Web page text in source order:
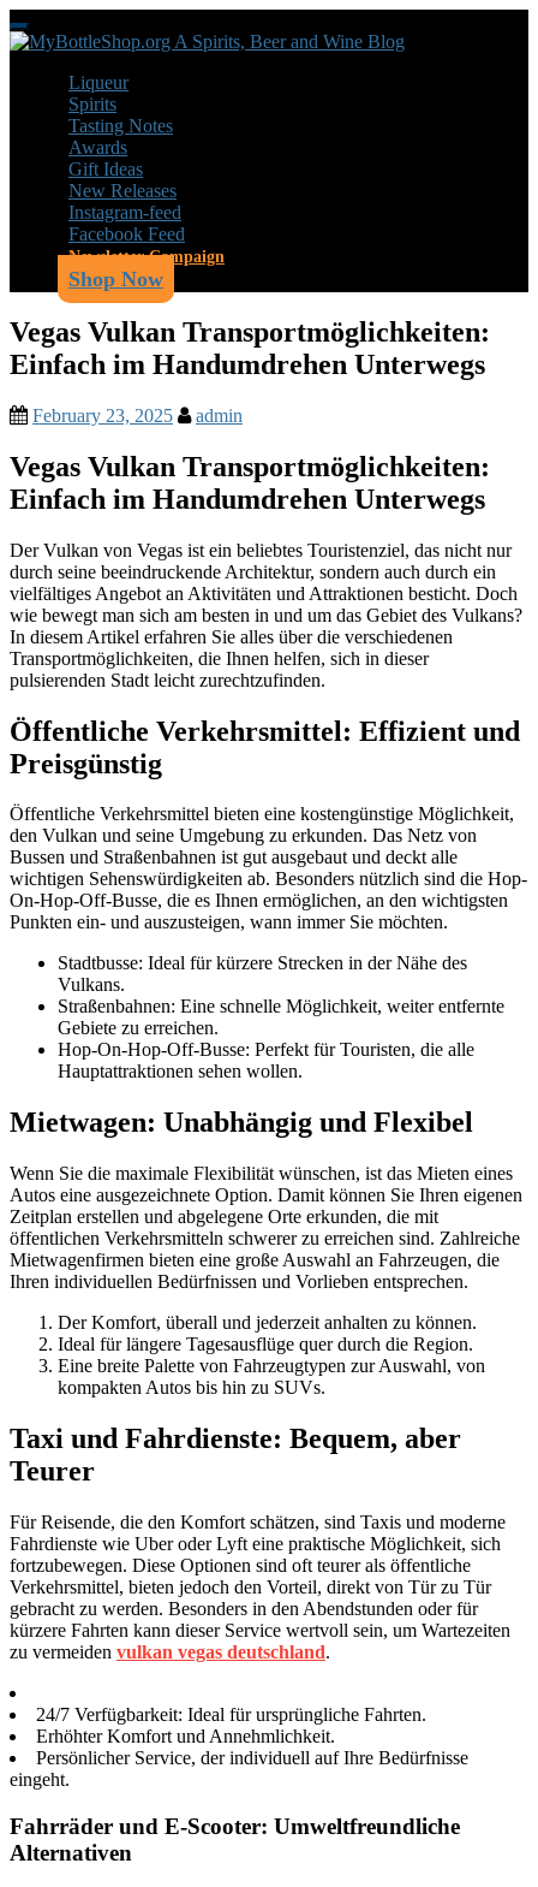
Skip
toToggle
navigation
Liqueur
Spirits
Tasting Notes
Awards
Gift Ideas
New Releases
Instagram-feed
Facebook Feed
Newsletter Campaign
Shop Now
Vegas Vulkan Transportmöglichkeiten:
Einfach im Handumdrehen Unterwegs
February 23, 2025 admin
Vegas Vulkan Transportmöglichkeiten:
Einfach im Handumdrehen Unterwegs
Der Vulkan von Vegas ist ein beliebtes Touristenziel, das nicht nur
durch seine beeindruckende Architektur, sondern auch durch ein
vielfältiges Angebot an Aktivitäten und Attraktionen besticht. Doch
wie bewegt man sich am besten in und um das Gebiet des Vulkans?
In diesem Artikel erfahren Sie alles über die verschiedenen
Transportmöglichkeiten, die Ihnen helfen, sich in dieser
pulsierenden Stadt leicht zurechtzufinden.
Öffentliche Verkehrsmittel: Effizient und
Preisgünstig
Öffentliche Verkehrsmittel bieten eine kostengünstige Möglichkeit,
den Vulkan und seine Umgebung zu erkunden. Das Netz von
Bussen und Straßenbahnen ist gut ausgebaut und deckt alle
wichtigen Sehenswürdigkeiten ab. Besonders nützlich sind die Hop-
On-Hop-Off-Busse, die es Ihnen ermöglichen, an den wichtigsten
Punkten ein- und auszusteigen, wann immer Sie möchten.
Stadtbusse: Ideal für kürzere Strecken in der Nähe des
Vulkans.
Straßenbahnen: Eine schnelle Möglichkeit, weiter entfernte
Gebiete zu erreichen.
Hop-On-Hop-Off-Busse: Perfekt für Touristen, die alle
Hauptattraktionen sehen wollen.
Mietwagen: Unabhängig und Flexibel
Wenn Sie die maximale Flexibilität wünschen, ist das Mieten eines
Autos eine ausgezeichnete Option. Damit können Sie Ihren eigenen
Zeitplan erstellen und abgelegene Orte erkunden, die mit
öffentlichen Verkehrsmitteln schwerer zu erreichen sind. Zahlreiche
Mietwagenfirmen bieten eine große Auswahl an Fahrzeugen, die
Ihren individuellen Bedürfnissen und Vorlieben entsprechen.
Der Komfort, überall und jederzeit anhalten zu können.
Ideal für längere Tagesausflüge quer durch die Region.
Eine breite Palette von Fahrzeugtypen zur Auswahl, von
kompakten Autos bis hin zu SUVs.
Taxi und Fahrdienste: Bequem, aber
Teurer
Für Reisende, die den Komfort schätzen, sind Taxis und moderne
Fahrdienste wie Uber oder Lyft eine praktische Möglichkeit, sich
fortzubewegen. Diese Optionen sind oft teurer als öffentliche
Verkehrsmittel, bieten jedoch den Vorteil, direkt von Tür zu Tür
gebracht zu werden. Besonders in den Abendstunden oder für
kürzere Fahrten kann dieser Service wertvoll sein, um Wartezeiten
zu vermeiden vulkan vegas deutschland.
24/7 Verfügbarkeit: Ideal für ursprüngliche Fahrten.
Erhöhter Komfort und Annehmlichkeit.
Persönlicher Service, der individuell auf Ihre Bedürfnisse
eingeht.
Fahrräder und E-Scooter: Umweltfreundliche
Alternativen